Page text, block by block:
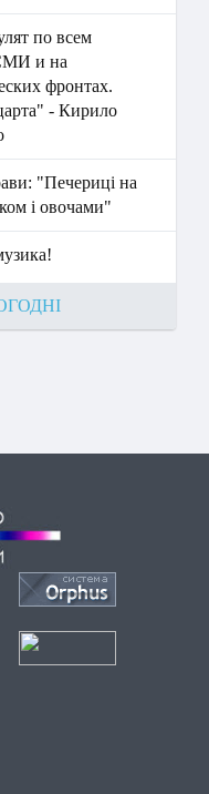
по всем
и на
фронтах.
- Кирило
"Печериці на
і овочами"